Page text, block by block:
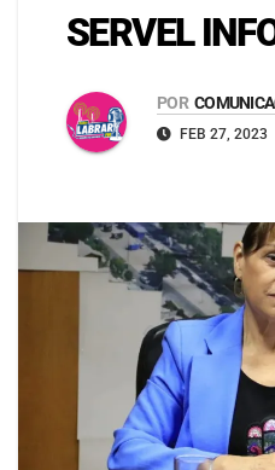
SERVEL
POR
FEB 27, 2023